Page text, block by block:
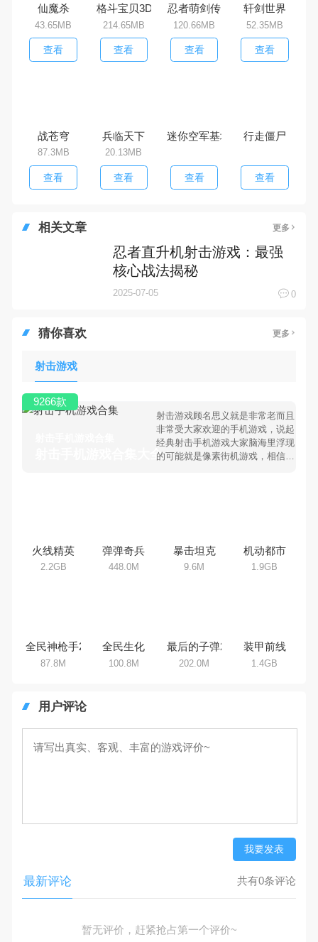
仙魔杀
43.65MB
查看
查看
忍者萌剑传
120.66MB
查看
查看
87.3MB
迷你空军基地
查看
行走僵尸
相关文章 更多
2025-07-05
更多
射击手机游戏合集
射击手机游戏合集大全 >
经典射击手机游戏大家脑海里浮现
的可能就是像素街机游戏，相信很
集，欢迎大家前来选择下载体验
火线精英 弹弹奇兵
暴击坦克
机动都市
全民神枪手2 全民生化